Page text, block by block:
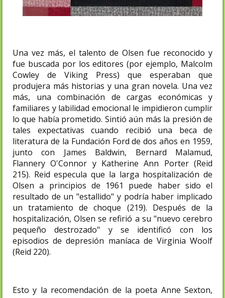
Una vez más, el talento de Olsen fue reconocido y
fue buscada por los editores (por ejemplo, Malcolm
Cowley de Viking Press) que esperaban que
produjera más historias y una gran novela. Una vez
más, una combinación de cargas económicas y
familiares y labilidad emocional le impidieron cumplir
lo que había prometido. Sintió aún más la presión de
tales expectativas cuando recibió una beca de
literatura de la Fundación Ford de dos años en 1959,
junto con James Baldwin, Bernard Malamud,
Flannery O'Connor y Katherine Ann Porter (Reid
215). Reid especula que la larga hospitalización de
Olsen a principios de 1961 puede haber sido el
resultado de un "estallido" y podría haber implicado
un tratamiento de choque (219). Después de la
hospitalización, Olsen se refirió a su "nuevo cerebro
pequeño destrozado" y se identificó con los
episodios de depresión maníaca de Virginia Woolf
(Reid 220).
Esto y la recomendación de la poeta Anne Sexton,